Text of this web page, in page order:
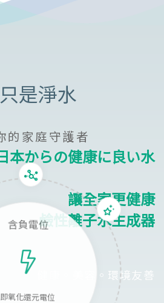
本からの健康に良い水
讓全家更健康
鹼性離子水生成器
健康。美容。環境友善
的家庭守護者
含負電位
即氧化還元電位